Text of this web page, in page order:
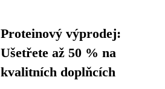
Proteinový výprodej:
Ušetřete až 50 % na
kvalitních doplňcích